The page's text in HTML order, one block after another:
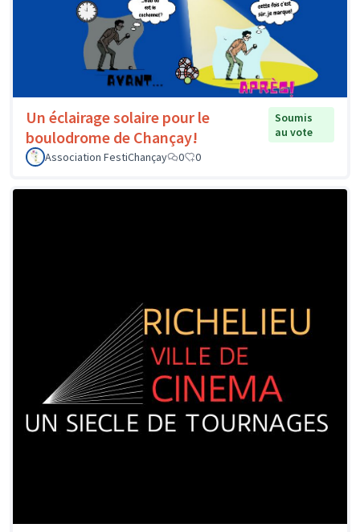
Un éclairage solaire pour le
boulodrome de Chançay!
Soumis
au vote
Association FestiChançay
0 0